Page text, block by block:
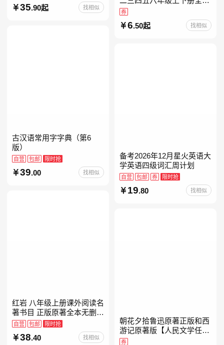
35.90起 找相似
人教版读读童谣和儿歌小鲤
鱼跳龙门和大人一起读中国
古代寓言安徒生童话学生阅
券
6.50起 找相似
古汉语常用字字典（第6
版）
自营 包邮 限时抢
39.00 找相似
备考2026年12月星火英语大
学英语四级词汇周计划
自营 包邮 券 限时抢
19.80 找相似
红岩 八年级上册课外阅读名
著书目 正版原著全本无删减
罗广斌杨益言著爱国主义红
色经典书籍初中生课外书中
国青年出版社
自营 包邮 限时抢
38.40 找相似
朝花夕拾鲁迅原著正版和西
游记原著版【人民文学任
选】七年级上册全新升级新
券